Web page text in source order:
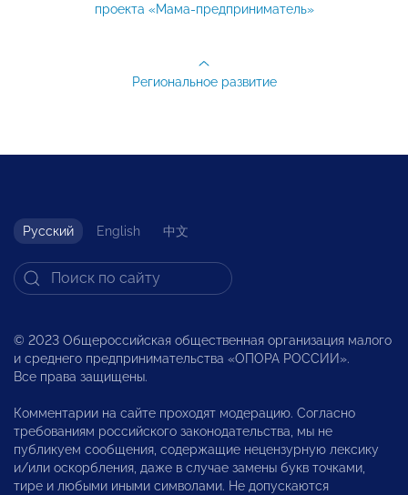
проекта «Мама-предприниматель»
Региональное развитие
Русский English 中文
© 2023 Общероссийская общественная организация малого
и среднего предпринимательства «ОПОРА РОССИИ».
Все права защищены.
Комментарии на сайте проходят модерацию. Согласно
требованиям российского законодательства, мы не
публикуем сообщения, содержащие нецензурную лексику
и/или оскорбления, даже в случае замены букв точками,
тире и любыми иными символами. Не допускаются